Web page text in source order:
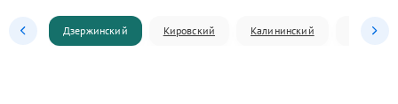
Дзержинский Кировский Калининский